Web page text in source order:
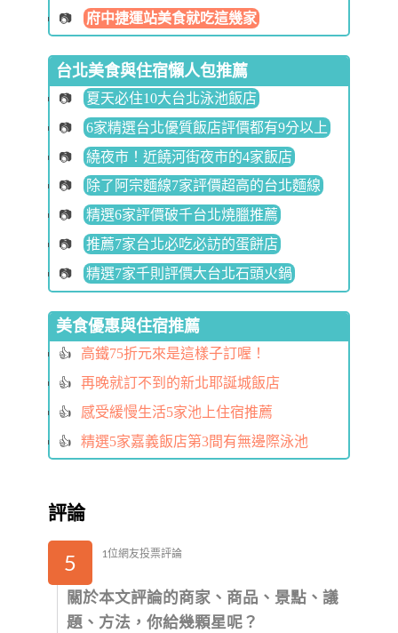
府中捷運站美食就吃這幾家
台北美食與住宿懶人包推薦
夏天必住10大台北泳池飯店
6家精選台北優質飯店評價都有9分以上
繞夜市！近饒河街夜市的4家飯店
除了阿宗麵線7家評價超高的台北麵線
精選6家評價破千台北燒臘推薦
推薦7家台北必吃必訪的蛋餅店
精選7家千則評價大台北石頭火鍋
美食優惠與住宿推薦
高鐵75折元來是這樣子訂喔！
再晚就訂不到的新北耶誕城飯店
感受緩慢生活5家池上住宿推薦
精選5家嘉義飯店第3間有無邊際泳池
評論
5 1位網友投票評論
關於本文評論的商家、商品、景點、議
題、方法，你給幾顆星呢？